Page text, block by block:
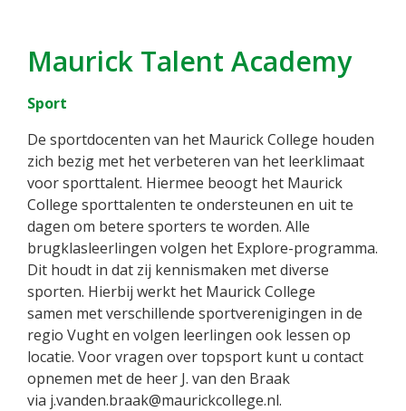
Maurick Talent Academy
Sport
De sportdocenten van het Maurick College houden
zich bezig met het verbeteren van het leerklimaat
voor sporttalent. Hiermee beoogt het Maurick
College sporttalenten te ondersteunen en uit te
dagen om betere sporters te worden. Alle
brugklasleerlingen volgen het Explore-programma.
Dit houdt in dat zij kennismaken met diverse
sporten. Hierbij werkt het Maurick College
samen met verschillende sportverenigingen in de
regio Vught en volgen leerlingen ook lessen op
locatie. Voor vragen over topsport kunt u contact
opnemen met de heer J. van den Braak
via j.vanden.braak@maurickcollege.nl.